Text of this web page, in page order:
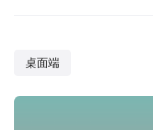
桌面端